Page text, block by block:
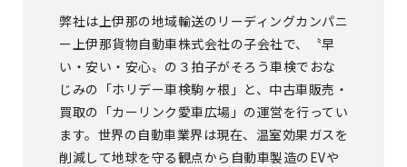
弊社は上伊那の地域輸送のリーディングカンパニ
ー上伊那貨物自動車株式会社の子会社で、〝早
い・安い・安心〟の３拍子がそろう車検でおな
じみの「ホリデー車検駒ヶ根」と、中古車販売・
買取の「カーリンク愛車広場」の運営を行ってい
ます。世界の自動車業界は現在、温室効果ガスを
削減して地球を守る観点から自動車製造のEVや